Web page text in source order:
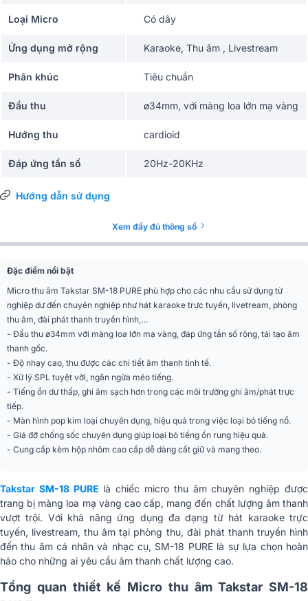
Loại Micro Có dây
Ứng dụng mở rộng Karaoke, Thu âm , Livestream
Phân khúc Tiêu chuẩn
Đầu thu ø34mm, với màng loa lớn mạ vàng
Hướng thu cardioid
Đáp ứng tần số 20Hz-20KHz
Độ nhạy
Mức độ tiếng ồn tương
≤20dBA (IEC 581-5)
SPL đỉnh
Trở kháng đầu ra 110Ω±30% (ở 1KHz)
Yêu cầu nguồn điện Nguồn ảo 48V
Kích thước micro
Trọng lượng micro 372g
Hướng dẫn sử dụng
Xem đầy đủ thông số
Đặc điểm nổi bật
Micro thu âm Takstar SM-18 PURE phù hợp cho các nhu cầu sử dụng từ
nghiệp dư đến chuyên nghiệp như hát karaoke trực tuyến, livetream, phòng
thu âm, đài phát thanh truyền hình,…
- Đầu thu ø34mm với màng loa lớn mạ vàng, đáp ứng tần số rộng, tái tạo âm
thanh gốc.
- Độ nhạy cao, thu được các chi tiết âm thanh tinh tế.
- Xử lý SPL tuyệt vời, ngăn ngừa méo tiếng.
- Tiếng ồn dư thấp, ghi âm sạch hơn trong các môi trường ghi âm/phát trực
tiếp.
- Màn hình pop kim loại chuyên dụng, hiệu quả trong việc loại bỏ tiếng nổ.
- Giá đỡ chống sốc chuyên dụng giúp loại bỏ tiếng ồn rung hiệu quả.
- Cung cấp kèm hộp nhôm cao cấp dễ dàng cất giữ và mang theo.
Takstar SM-18 PURE là chiếc micro thu âm chuyên nghiệp được
trang bị màng loa mạ vàng cao cấp, mang đến chất lượng âm thanh
vượt trội. Với khả năng ứng dụng đa dạng từ hát karaoke trực
tuyến, livestream, thu âm tại phòng thu, đài phát thanh truyền hình
đến thu âm cá nhân và nhạc cụ, SM-18 PURE là sự lựa chọn hoàn
hảo cho những ai yêu cầu âm thanh chất lượng cao.
Tổng quan thiết kế Micro thu âm Takstar SM-18